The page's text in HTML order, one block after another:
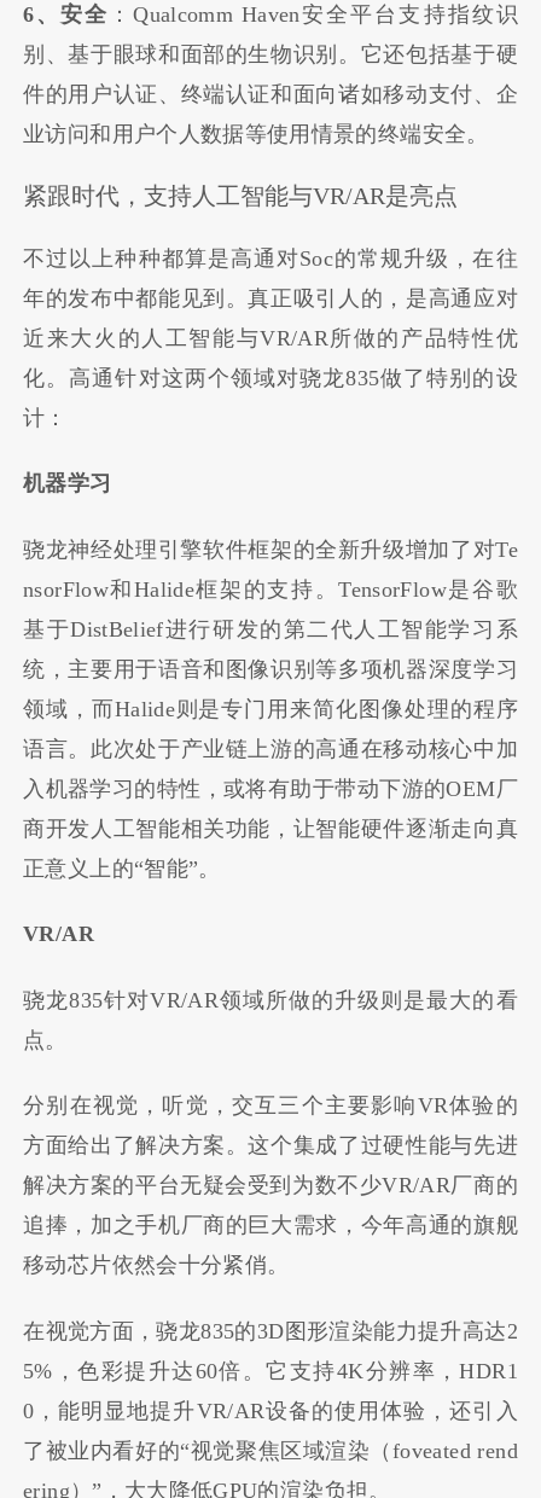
6、安全 ：Qualcomm Haven安全平台支持指纹识
别、基于眼球和面部的生物识别。它还包括基于硬
件的用户认证、终端认证和面向诸如移动支付、企
业访问和用户个人数据等使用情景的终端安全。
紧跟时代，支持人工智能与VR/AR是亮点
不过以上种种都算是高通对Soc的常规升级，在往
年的发布中都能见到。真正吸引人的，是高通应对
近来大火的人工智能与VR/AR所做的产品特性优
化。高通针对这两个领域对骁龙835做了特别的设
计：
机器学习
骁龙神经处理引擎软件框架的全新升级增加了对Te
nsorFlow和Halide框架的支持。TensorFlow是谷歌
基于DistBelief进行研发的第二代人工智能学习系
统，主要用于语音和图像识别等多项机器深度学习
领域，而Halide则是专门用来简化图像处理的程序
语言。此次处于产业链上游的高通在移动核心中加
入机器学习的特性，或将有助于带动下游的OEM厂
商开发人工智能相关功能，让智能硬件逐渐走向真
正意义上的“智能”。
VR/AR
骁龙835针对VR/AR领域所做的升级则是最大的看
点。
分别在视觉，听觉，交互三个主要影响VR体验的
方面给出了解决方案。这个集成了过硬性能与先进
解决方案的平台无疑会受到为数不少VR/AR厂商的
追捧，加之手机厂商的巨大需求，今年高通的旗舰
移动芯片依然会十分紧俏。
在视觉方面，骁龙835的3D图形渲染能力提升高达2
5%，色彩提升达60倍。它支持4K分辨率，HDR1
0，能明显地提升VR/AR设备的使用体验，还引入
了被业内看好的“视觉聚焦区域渲染（foveated rend
ering）”，大大降低GPU的渲染负担。